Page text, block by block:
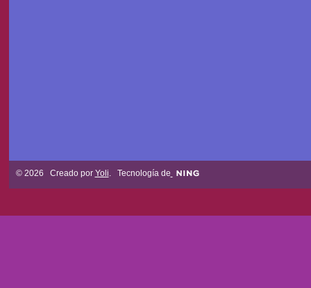
© 2026 Creado por Yoli . Tecnología de